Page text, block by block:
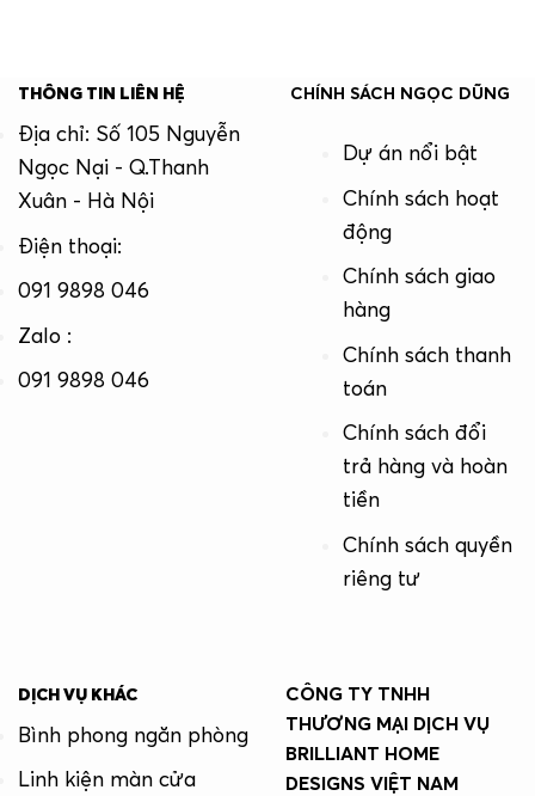
THÔNG TIN LIÊN HỆ
Địa chỉ: Số 105 Nguyễn
Ngọc Nại - Q.Thanh
Xuân - Hà Nội
Điện thoại:
091 9898 046
Zalo :
091 9898 046
CHÍNH SÁCH NGỌC DŨNG
Dự án nổi bật
Chính sách hoạt
động
Chính sách giao
hàng
Chính sách thanh
toán
Chính sách đổi
trả hàng và hoàn
tiền
Chính sách quyền
riêng tư
DỊCH VỤ KHÁC
Bình phong ngăn phòng
Linh kiện màn cửa
CÔNG TY TNHH
THƯƠNG MẠI DỊCH VỤ
BRILLIANT HOME
DESIGNS VIỆT NAM